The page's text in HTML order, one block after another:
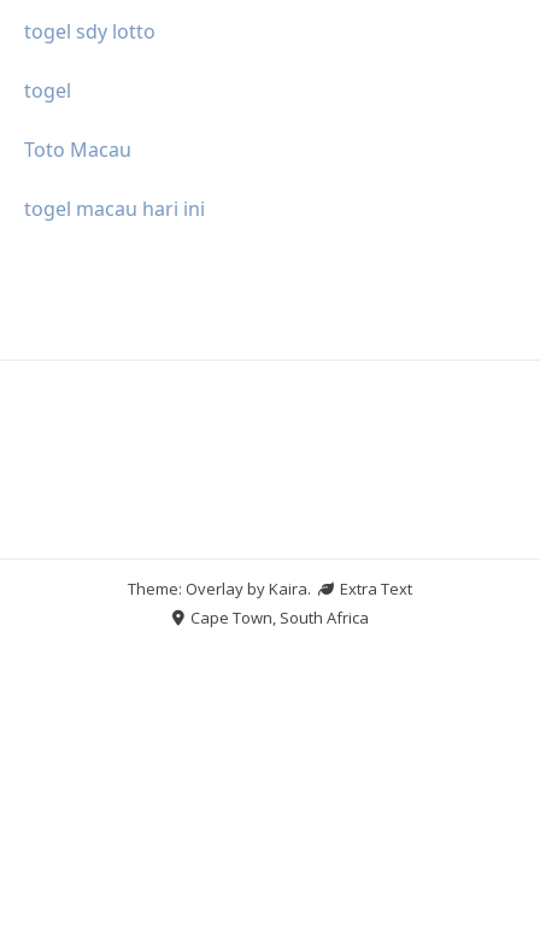
togel sdy lotto
togel
Toto Macau
togel macau hari ini
Theme: Overlay byKaira.
Extra Text
Cape Town, South Africa